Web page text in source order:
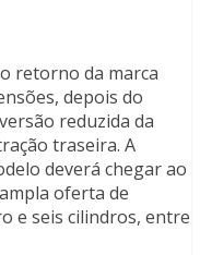
retorno da marca
depois do
reduzida da
traseira. A
deverá chegar ao
oferta de
e seis cilindros, entre